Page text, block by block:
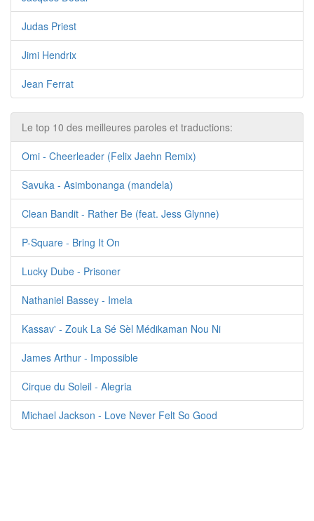
Judas Priest
Jimi Hendrix
Jean Ferrat
Le top 10 des meilleures paroles et traductions:
Omi - Cheerleader (Felix Jaehn Remix)
Savuka - Asimbonanga (mandela)
Clean Bandit - Rather Be (feat. Jess Glynne)
P-Square - Bring It On
Lucky Dube - Prisoner
Nathaniel Bassey - Imela
Kassav' - Zouk La Sé Sèl Médikaman Nou Ni
James Arthur - Impossible
Cirque du Soleil - Alegria
Michael Jackson - Love Never Felt So Good